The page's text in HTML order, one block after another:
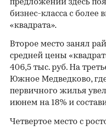
предложении здесь
бизнес-класса с более
«квадрата».
Второе место занял
средней цены
406,5 тыс. руб. На
Южное Медведково,
первичного жилья
июнем на 18% и
Четвертое место с